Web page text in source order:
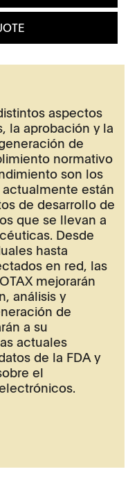
aspectos
la aprobación y la
de
normativo
son los
están
de desarrollo de
que se llevan a
Desde
hasta
en red, las
mejorarán
análisis y
de
a su
actuales
de la FDA y
el